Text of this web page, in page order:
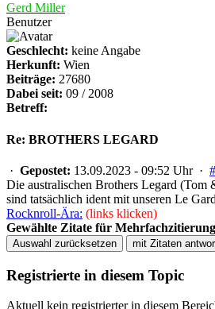
Gerd Miller
Benutzer
Geschlecht: keine Angabe
Herkunft: Wien
Beiträge: 27680
Dabei seit: 09 / 2008
Betreff:
Re: BROTHERS LEGARD
· Gepostet: 13.09.2023 - 09:52 Uhr ·
Die australischen Brothers Legard (Tom
sind tatsächlich ident mit unseren Le
Rocknroll-Ära: (links klicken)
Gewählte Zitate für
Auswahl zurücksetzen mit Zitaten
Registrierte in diesem Topic
Aktuell kein registrierter in diesem